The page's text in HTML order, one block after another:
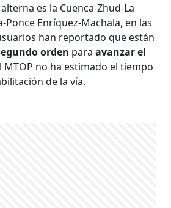
es la Cuenca-Zhud-La
Ponce Enríquez-Machala, en las
han reportado que están
orden paraavanzar el
MTOP no ha estimado el tiempo
de la vía.